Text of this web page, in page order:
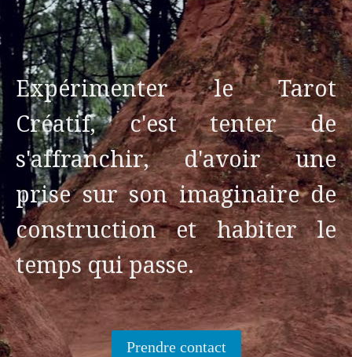
Expérimenter le Tarot
Créatif, c'est tenter de
s'affranchir, d'avoir une
prise sur son imaginaire de
construction et habiter le
temps qui passe.
Prendre contact